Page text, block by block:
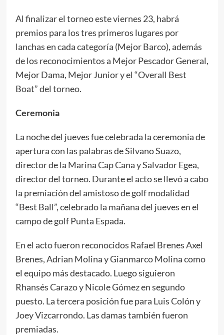
Al finalizar el torneo este viernes 23, habrá
premios para los tres primeros lugares por
lanchas en cada categoría (Mejor Barco), además
de los reconocimientos a Mejor Pescador General,
Mejor Dama, Mejor Junior y el “Overall Best
Boat” del torneo.
Ceremonia
La noche del jueves fue celebrada la ceremonia de
apertura con las palabras de Silvano Suazo,
director de la Marina Cap Cana y Salvador Egea,
director del torneo. Durante el acto se llevó a cabo
la premiación del amistoso de golf modalidad
“Best Ball”, celebrado la mañana del jueves en el
campo de golf Punta Espada.
En el acto fueron reconocidos Rafael Brenes Axel
Brenes, Adrian Molina y Gianmarco Molina como
el equipo más destacado. Luego siguieron
Rhansés Carazo y Nicole Gómez en segundo
puesto. La tercera posición fue para Luis Colón y
Joey Vizcarrondo. Las damas también fueron
premiadas.